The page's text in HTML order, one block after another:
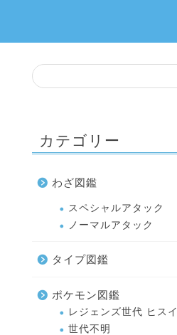
カテゴリー
わざ図鑑
スペシャルアタック
ノーマルアタック
タイプ図鑑
ポケモン図鑑
レジェンズ世代 ヒスイ
世代不明